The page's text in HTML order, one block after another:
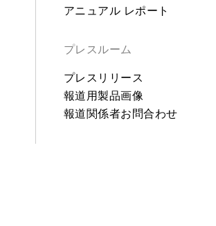
アニュアル レポート
プレスルーム
プレスリリース
報道用製品画像
報道関係者お問合わせ